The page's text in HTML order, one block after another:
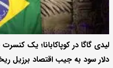
لیدی گاگا در کوپاکابانا؛ یک
دلار سود به جیب اقتصاد برزیل